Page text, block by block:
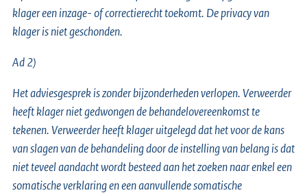
klager een inzage- of correctierecht toekomt. De privacy van
klager is niet geschonden.
Ad 2)
Het adviesgesprek is zonder bijzonderheden verlopen. Verweerder
heeft klager niet gedwongen de behandelovereenkomst te
tekenen. Verweerder heeft klager uitgelegd dat het voor de kans
van slagen van de behandeling door de instelling van belang is dat
niet teveel aandacht wordt besteed aan het zoeken naar enkel een
somatische verklaring en een aanvullende somatische